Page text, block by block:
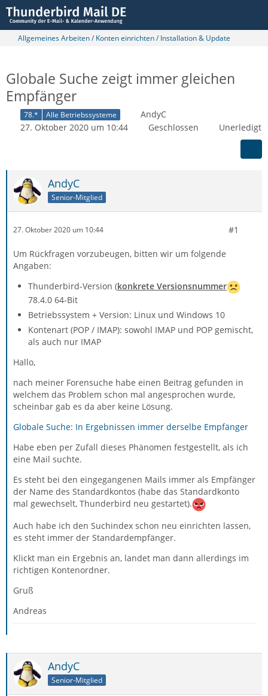
Allgemeines Arbeiten / Konten einrichten / Installation & Update
Globale Suche zeigt immer gleichen
Empfänger
78.* Alle Betriebssysteme
AndyC
27. Oktober 2020 um 10:44
Geschlossen Unerledigt
AndyC
Senior-Mitglied
27. Oktober 2020 um 10:44 #1
Um Rückfragen vorzubeugen, bitten wir um folgende
Angaben:
Thunderbird-Version (konkrete Versionsnummer
78.4.0 64-Bit
Betriebssystem + Version: Linux und Windows 10
Kontenart (POP / IMAP): sowohl IMAP und POP gemischt,
als auch nur IMAP
Hallo,
nach meiner Forensuche habe einen Beitrag gefunden in
welchem das Problem schon mal angesprochen wurde,
scheinbar gab es da aber keine Lösung.
Globale Suche: In Ergebnissen immer derselbe Empfänger
Habe eben per Zufall dieses Phänomen festgestellt, als ich
eine Mail suchte.
Es steht bei den eingegangenen Mails immer als Empfänger
der Name des Standardkontos (habe das Standardkonto
mal gewechselt, Thunderbird neu gestartet).
Auch habe ich den Suchindex schon neu einrichten lassen,
es steht immer der Standardempfänger.
Klickt man ein Ergebnis an, landet man dann allerdings im
richtigen Kontenordner.
Gruß
Andreas
AndyC
Senior-Mitglied